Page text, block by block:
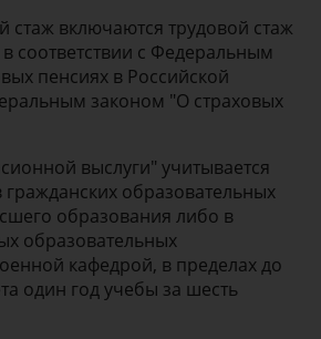
стаж включаются трудовой стаж
соответствии с Федеральным
пенсиях в Российской
законом "О страховых
выслуги" учитывается
образовательных
образования либо в
образовательных
кафедрой, в пределах до
один год учебы за шесть